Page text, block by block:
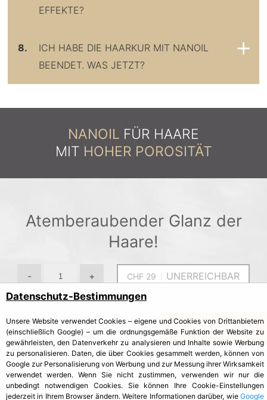
EFFEKTE?
8.
ICH HABE DIE HAARKUR MIT NANOIL
BEENDET. WAS JETZT?
NANOIL FÜR HAARE
MIT HOHER POROSITÄT
Atemberaubender Glanz der
Haare!
- + UNERREICHBAR
Möchten Sie über die Verfügbarkeit benachrichtigt
werden?
Ja, benachrichtigen Sie
mich
Datenschutz-Bestimmungen
Unsere Website verwendet Cookies – eigene und Cookies von Drittanbietern
(einschließlich Google) – um die ordnungsgemäße Funktion der Website zu
gewährleisten, den Datenverkehr zu analysieren und Inhalte sowie Werbung
zu personalisieren. Daten, die über Cookies gesammelt werden, können von
Google zur Personalisierung von Werbung und zur Messung ihrer Wirksamkeit
verwendet werden. Wenn Sie nicht zustimmen, verwenden wir nur die
unbedingt notwendigen Cookies. Sie können Ihre Cookie-Einstellungen
jederzeit in Ihrem Browser ändern. Weitere Informationen darüber, wie Google